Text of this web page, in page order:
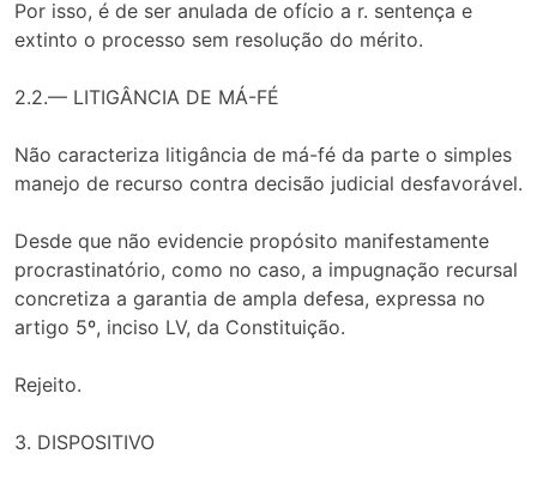
Por isso, é de ser anulada de ofício a r. sentença e
extinto o processo sem resolução do mérito.
2.2.— LITIGÂNCIA DE MÁ-FÉ
Não caracteriza litigância de má-fé da parte o simples
manejo de recurso contra decisão judicial desfavorável.
Desde que não evidencie propósito manifestamente
procrastinatório, como no caso, a impugnação recursal
concretiza a garantia de ampla defesa, expressa no
artigo 5º, inciso LV, da Constituição.
Rejeito.
3. DISPOSITIVO